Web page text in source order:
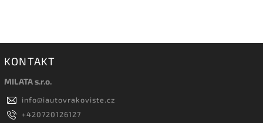
KONTAKT
MILATA s.r.o.
info@iautovrakoviste.cz
+420720126127